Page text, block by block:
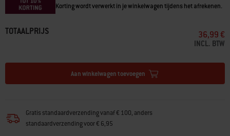
Korting wordt verwerkt in je winkelwagen tijdens het afrekenen.
TOTAALPRIJS 36,99 €
INCL. BTW
Aan winkelwagen toevoegen
Gratis standaardverzending vanaf € 100, anders
standaardverzending voor € 6,95